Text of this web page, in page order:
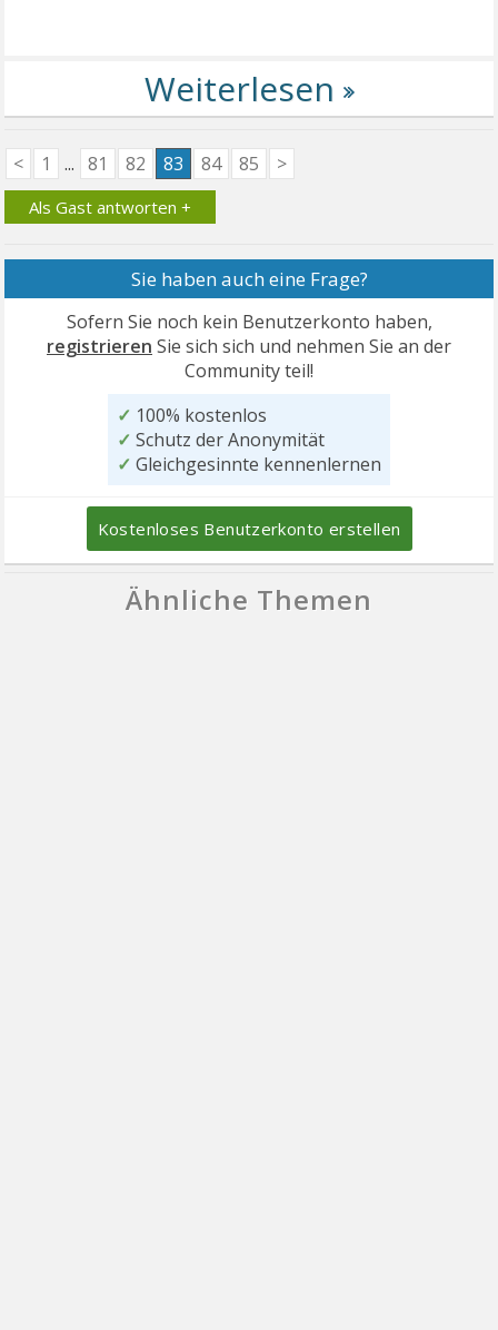
< 1 ... 81 82 83 84 85 >
Als Gast antworten +
Sie haben auch eine Frage?
Sofern Sie noch kein Benutzerkonto haben,
registrieren Sie sich sich und nehmen Sie an der
Community teil!
✓ 100% kostenlos
✓ Schutz der Anonymität
✓ Gleichgesinnte kennenlernen
Kostenloses Benutzerkonto erstellen
Ähnliche Themen